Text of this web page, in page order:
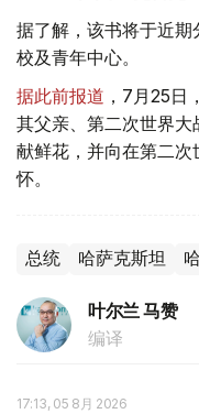
据了解，该书将于近
校及青年中心。
据此前报道 ，7月25日
其父亲、第二次世界大
献鲜花，并向在第二
怀。
总统 哈萨克斯坦
叶尔兰 马赞
编译
17:13, 05 8月 2026